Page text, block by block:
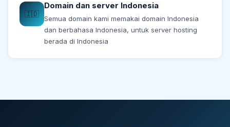
🇮🇩
Domain dan server Indonesia
Semua domain kami memakai domain Indonesia
dan berbahasa Indonesia, untuk server hosting
berada di Indonesia